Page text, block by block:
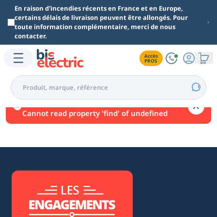
Aller au contenu principal
En raison d'incendies récents en France et en Europe,
certains délais de livraison peuvent être allongés. Pour
toute information complémentaire, merci de nous
contacter.
Accès
PROS
Une erreur est survenue.
Cannot read property 'find' of undefined